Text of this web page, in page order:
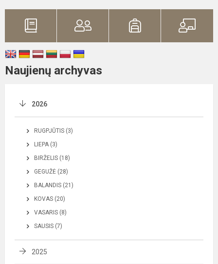
Naujienų archyvas
2026
RUGPJŪTIS (3)
LIEPA (3)
BIRŽELIS (18)
GEGUŽĖ (28)
BALANDIS (21)
KOVAS (20)
VASARIS (8)
SAUSIS (7)
2025